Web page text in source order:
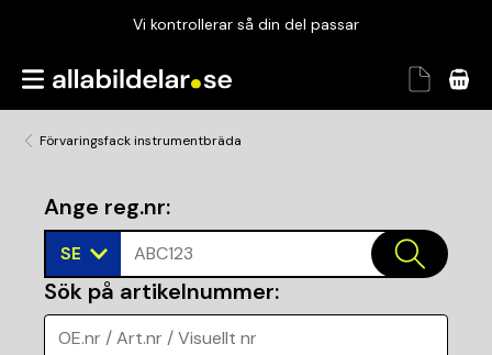
Vi kontrollerar så din del passar
Garanterad passform
Förvaringsfack instrumentbräda
Ange reg.nr:
SE ABC123
Sök på artikelnummer:
OE.nr / Art.nr / Visuellt nr